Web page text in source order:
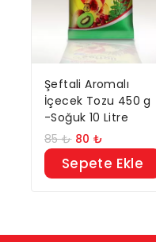
Şeftali Aromalı
İçecek Tozu 450 g
-Soğuk 10 Litre
85₺ 80₺
Sepete Ekle